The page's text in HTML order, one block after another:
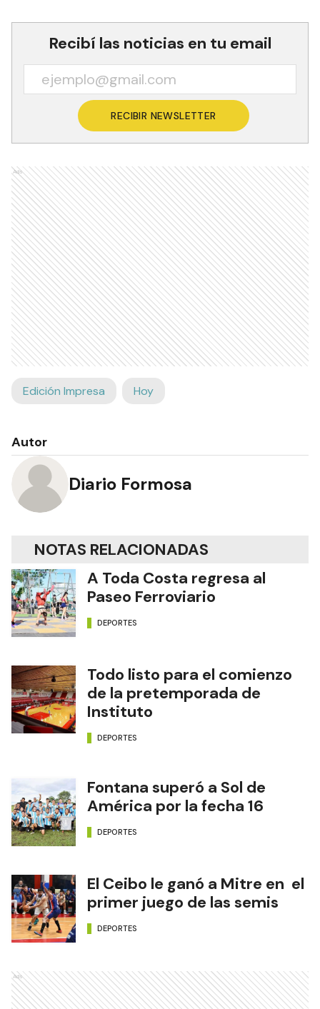
Recibí las noticias en tu email
RECIBIR NEWSLETTER
Ads
Edición Impresa Hoy
Autor
Diario Formosa
NOTAS RELACIONADAS
A Toda Costa regresa al
Paseo Ferroviario
DEPORTES
Todo listo para el comienzo
de la pretemporada de
Instituto
DEPORTES
Fontana superó a Sol de
América por la fecha 16
DEPORTES
El Ceibo le ganó a Mitre en el
primer juego de las semis
DEPORTES
Ads